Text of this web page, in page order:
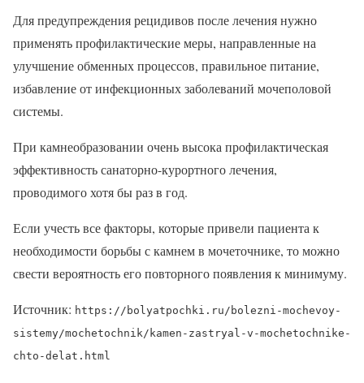
Для предупреждения рецидивов после лечения нужно
применять профилактические меры, направленные на
улучшение обменных процессов, правильное питание,
избавление от инфекционных заболеваний мочеполовой
системы.
При камнеобразовании очень высока профилактическая
эффективность санаторно-курортного лечения,
проводимого хотя бы раз в год.
Если учесть все факторы, которые привели пациента к
необходимости борьбы с камнем в мочеточнике, то можно
свести вероятность его повторного появления к минимуму.
Источник: https://bolyatpochki.ru/bolezni-mochevoy-
sistemy/mochetochnik/kamen-zastryal-v-mochetochnike-
chto-delat.html